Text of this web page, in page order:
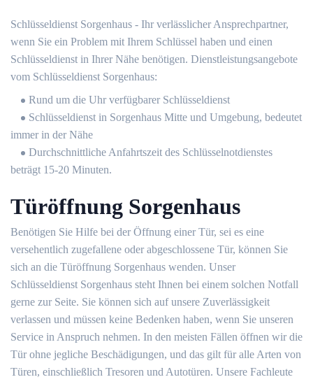
Schlüsseldienst Sorgenhaus - Ihr verlässlicher Ansprechpartner,
wenn Sie ein Problem mit Ihrem Schlüssel haben und einen
Schlüsseldienst in Ihrer Nähe benötigen. Dienstleistungsangebote
vom Schlüsseldienst Sorgenhaus:
Rund um die Uhr verfügbarer Schlüsseldienst
Schlüsseldienst in Sorgenhaus Mitte und Umgebung, bedeutet
immer in der Nähe
Durchschnittliche Anfahrtszeit des Schlüsselnotdienstes
beträgt 15-20 Minuten.
Türöffnung Sorgenhaus
Benötigen Sie Hilfe bei der Öffnung einer Tür, sei es eine
versehentlich zugefallene oder abgeschlossene Tür, können Sie
sich an die Türöffnung Sorgenhaus wenden. Unser
Schlüsseldienst Sorgenhaus steht Ihnen bei einem solchen Notfall
gerne zur Seite. Sie können sich auf unsere Zuverlässigkeit
verlassen und müssen keine Bedenken haben, wenn Sie unseren
Service in Anspruch nehmen. In den meisten Fällen öffnen wir die
Tür ohne jegliche Beschädigungen, und das gilt für alle Arten von
Türen, einschließlich Tresoren und Autotüren. Unsere Fachleute